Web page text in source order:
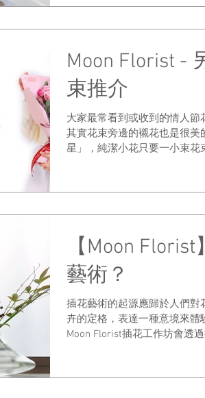
Moon Florist -
束推介
大家最常看到或收到的情人節
其實花束旁邊的襯花也是很美
星」，純潔小花只要一小束花
【Moon
藝術？
插花藝術的起源應歸於人們對
卉的定格，表達一種意境來體
Moon Florist插花工作坊會透
色。東方式插花崇尚自然，講